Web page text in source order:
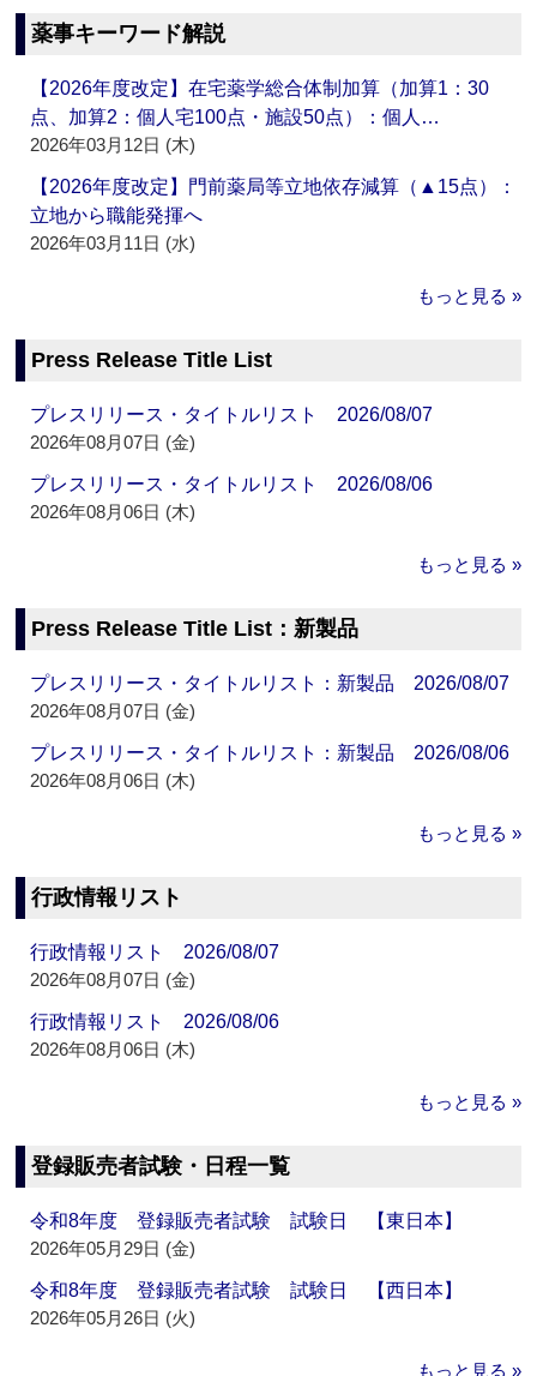
薬事キーワード解説
【2026年度改定】在宅薬学総合体制加算（加算1：30
点、加算2：個人宅100点・施設50点）：個人…
2026年03月12日 (木)
【2026年度改定】門前薬局等立地依存減算（▲15点）：
立地から職能発揮へ
2026年03月11日 (水)
もっと見る »
Press Release Title List
プレスリリース・タイトルリスト 2026/08/07
2026年08月07日 (金)
プレスリリース・タイトルリスト 2026/08/06
2026年08月06日 (木)
もっと見る »
Press Release Title List：新製品
プレスリリース・タイトルリスト：新製品 2026/08/07
2026年08月07日 (金)
プレスリリース・タイトルリスト：新製品 2026/08/06
2026年08月06日 (木)
もっと見る »
行政情報リスト
行政情報リスト 2026/08/07
2026年08月07日 (金)
行政情報リスト 2026/08/06
2026年08月06日 (木)
もっと見る »
登録販売者試験・日程一覧
令和8年度 登録販売者試験 試験日 【東日本】
2026年05月29日 (金)
令和8年度 登録販売者試験 試験日 【西日本】
2026年05月26日 (火)
もっと見る »